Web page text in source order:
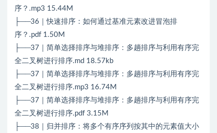
序？.mp3 15.44M
├──36｜快速排序：如何通过基准元素改进冒泡排
序？.pdf 1.50M
├──37｜简单选择排序与堆排序：多趟排序与利用有序完
全二叉树进行排序.md 18.57kb
├──37｜简单选择排序与堆排序：多趟排序与利用有序完
全二叉树进行排序.mp3 16.74M
├──37｜简单选择排序与堆排序：多趟排序与利用有序完
全二叉树进行排序.pdf 3.15M
├──38｜归并排序：将多个有序序列按其中的元素值大小